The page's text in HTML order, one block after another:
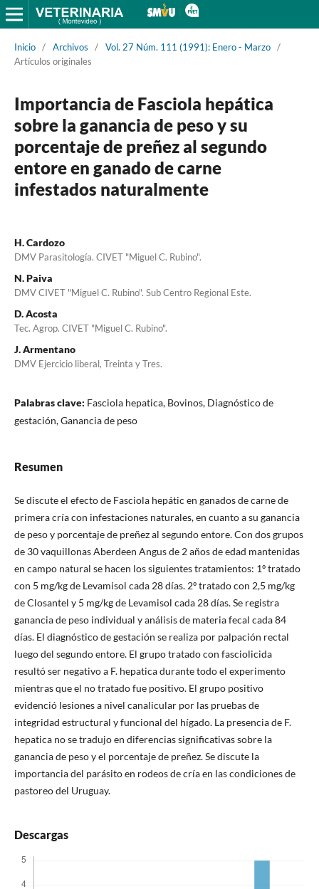
Inicio / Archivos / Vol. 27 Núm. 111 (1991): Enero - Marzo /
Artículos originales
Importancia de Fasciola hepática
sobre la ganancia de peso y su
porcentaje de preñez al segundo
entore en ganado de carne
infestados naturalmente
H. Cardozo
DMV Parasitología. CIVET "Miguel C. Rubino".
N. Paiva
DMV CIVET "Miguel C. Rubino". Sub Centro Regional Este.
D. Acosta
Tec. Agrop. CIVET "Miguel C. Rubino".
J. Armentano
DMV Ejercicio liberal, Treinta y Tres.
Palabras clave: Fasciola hepatica, Bovinos, Diagnóstico de
gestación, Ganancia de peso
Resumen
Se discute el efecto de Fasciola hepátic en ganados de carne de
primera cría con infestaciones naturales, en cuanto a su ganancia
de peso y porcentaje de preñez al segundo entore. Con dos grupos
de 30 vaquillonas Aberdeen Angus de 2 años de edad mantenidas
en campo natural se hacen los siguientes tratamientos: 1º tratado
con 5 mg/kg de Levamisol cada 28 días. 2º tratado con 2,5 mg/kg
de Closantel y 5 mg/kg de Levamisol cada 28 días. Se registra
ganancia de peso individual y análisis de materia fecal cada 84
días. El diagnóstico de gestación se realiza por palpación rectal
luego del segundo entore. El grupo tratado con fasciolicida
resultó ser negativo a F. hepatica durante todo el experimento
mientras que el no tratado fue positivo. El grupo positivo
evidenció lesiones a nivel canalicular por las pruebas de
integridad estructural y funcional del hígado. La presencia de F.
hepatica no se tradujo en diferencias significativas sobre la
ganancia de peso y el porcentaje de preñez. Se discute la
importancia del parásito en rodeos de cría en las condiciones de
pastoreo del Uruguay.
Descargas